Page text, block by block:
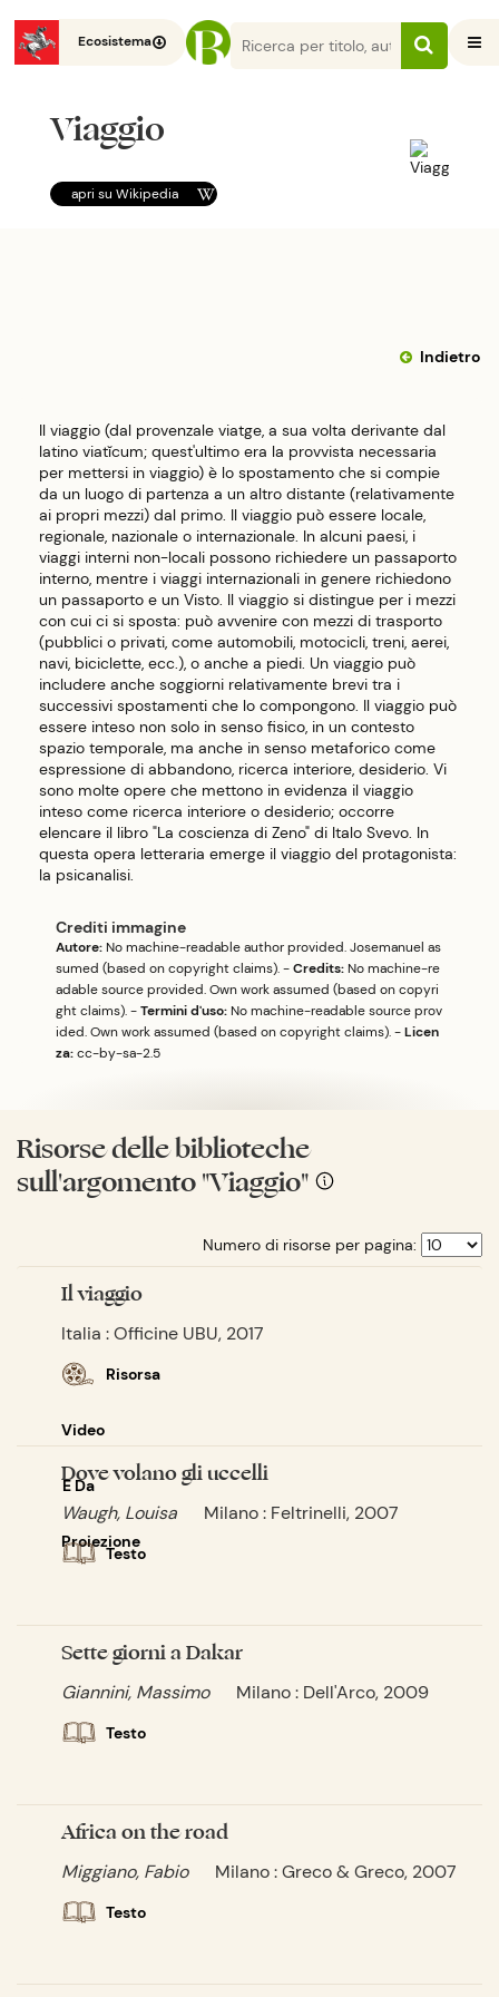
Ecosistema
Viaggio
apri suWikipedia
Indietro
Il viaggio (dal provenzale viatge, a sua volta derivante dal
latino viatĭcum; quest'ultimo era la provvista necessaria
per mettersi in viaggio) è lo spostamento che si compie
da un luogo di partenza a un altro distante (relativamente
ai propri mezzi) dal primo. Il viaggio può essere locale,
regionale, nazionale o internazionale. In alcuni paesi, i
viaggi interni non-locali possono richiedere un passaporto
interno, mentre i viaggi internazionali in genere richiedono
un passaporto e un Visto. Il viaggio si distingue per i mezzi
con cui ci si sposta: può avvenire con mezzi di trasporto
(pubblici o privati, come automobili, motocicli, treni, aerei,
navi, biciclette, ecc.), o anche a piedi. Un viaggio può
includere anche soggiorni relativamente brevi tra i
successivi spostamenti che lo compongono. Il viaggio può
essere inteso non solo in senso fisico, in un contesto
spazio temporale, ma anche in senso metaforico come
espressione di abbandono, ricerca interiore, desiderio. Vi
sono molte opere che mettono in evidenza il viaggio
inteso come ricerca interiore o desiderio; occorre
elencare il libro "La coscienza di Zeno" di Italo Svevo. In
questa opera letteraria emerge il viaggio del protagonista:
la psicanalisi.
Crediti immagine
Autore:No machine-readable author provided.Josemanuel as
sumed (based on copyright claims). -Credits:No machine-re
adable source provided. Own work assumed (based on copyri
ght claims). -Termini d'uso:No machine-readable source prov
ided. Own work assumed (based on copyright claims). -Licen
za:cc-by-sa-2.5
Risorse delle biblioteche
sull'argomento "Viaggio"
Numero di risorse per pagina:
Il viaggio
Italia : Officine UBU, 2017
Risorsa
Video
E Da
Proiezione
Dove volano gli uccelli
Waugh, Louisa Milano : Feltrinelli, 2007
Testo
Sette giorni a Dakar
Giannini, Massimo Milano : Dell'Arco, 2009
Testo
Africa on the road
Miggiano, Fabio Milano : Greco & Greco, 2007
Testo